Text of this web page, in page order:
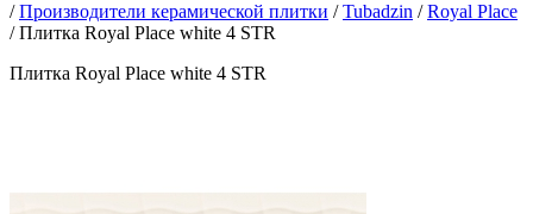
/Производители керамической плитки /Tubadzin /Royal Place
/ Плитка Royal Place white 4 STR
Плитка Royal Place white 4 STR